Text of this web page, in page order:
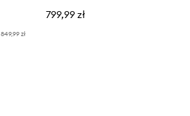
849,99 zł
799,99 zł